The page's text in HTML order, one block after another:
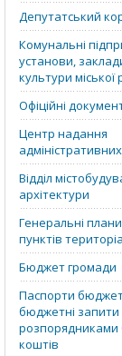
Депутатський
Комунальні
установи,
культури міської
Офіційні
Центр надання
Відділ
архітектури
Генеральні
пунктів
Бюджет громади
Паспорти
бюджетні
коштів